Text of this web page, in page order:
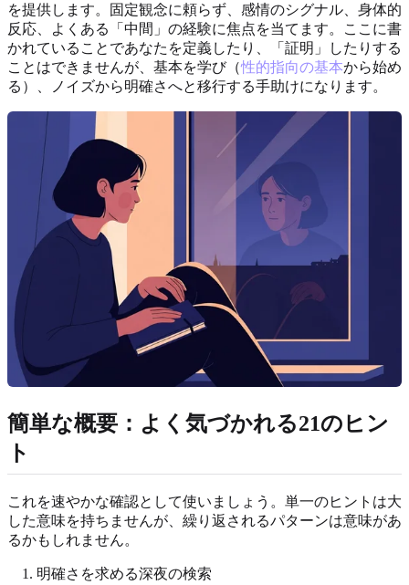
を提供します。固定観念に頼らず、感情のシグナル、身体的
反応、よくある「中間」の経験に焦点を当てます。ここに書
かれていることであなたを定義したり、「証明」したりする
ことはできませんが、基本を学び（性的指向の基本から始め
る）、ノイズから明確さへと移行する手助けになります。
簡単な概要：よく気づかれる21のヒン
ト
これを速やかな確認として使いましょう。単一のヒントは大
した意味を持ちませんが、繰り返されるパターンは意味があ
るかもしれません。
明確さを求める深夜の検索